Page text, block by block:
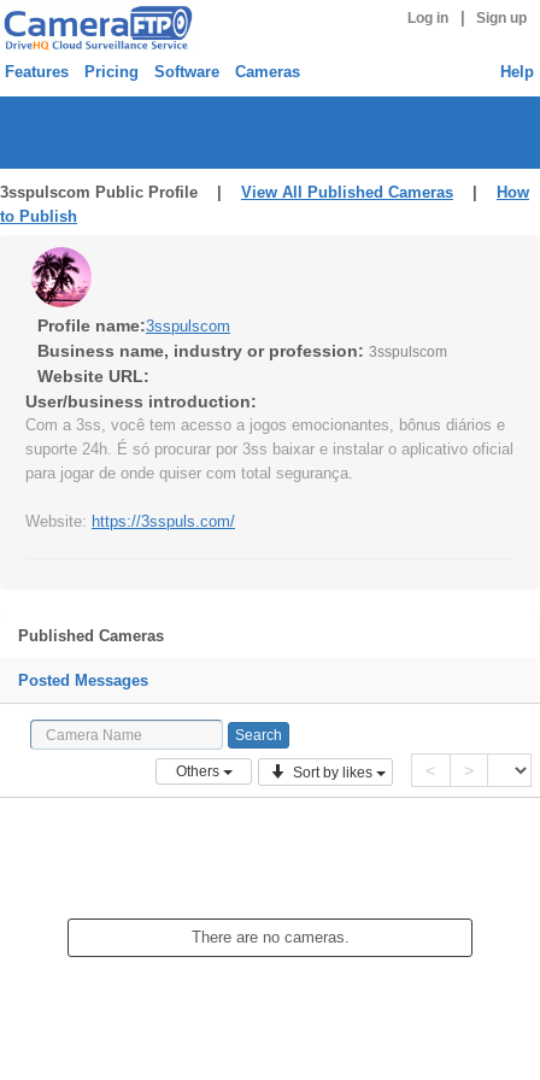
Log in Sign up
Features Pricing Software Cameras Help
3sspulscom Public Profile | View All Published Cameras
How
to Publish
Profile name:3sspulscom
Business name, industry or profession: 3sspulscom
Website URL:
User/business introduction:
Com a 3ss, você tem acesso a jogos emocionantes, bônus diários e
suporte 24h. É só procurar por 3ss baixar e instalar o aplicativo oficial
para jogar de onde quiser com total segurança.
Website: https://3sspuls.com/
Published Cameras
Posted Messages
Others Sort by likes < >
There are no cameras.